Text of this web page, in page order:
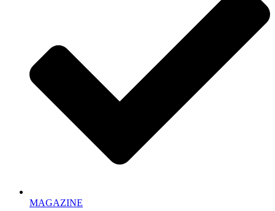
MAGAZINE